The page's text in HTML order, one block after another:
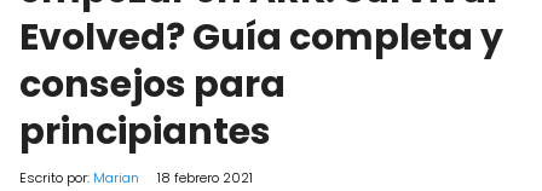
Evolved? Guía completa y
consejos para
principiantes
Escrito por: Marian 18 febrero 2021